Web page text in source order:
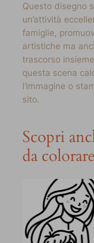
Questo disegno
un’attività
famiglie,
artistiche ma
trascorso
questa scena
l’immagine o
sito.
Scopri
da